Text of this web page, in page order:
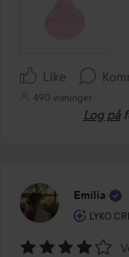
Like
490 visninger
Log på
Emilia
LYKO